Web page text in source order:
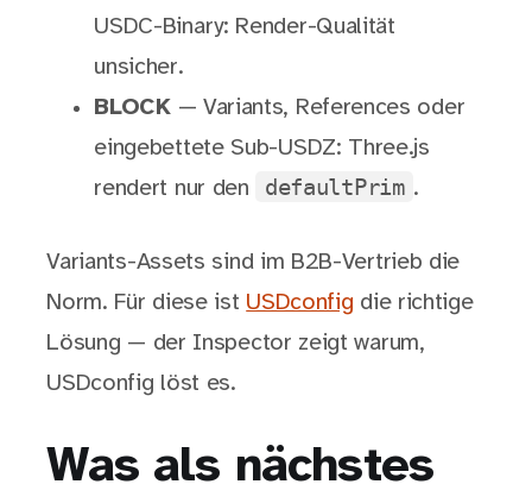
USDC-Binary: Render-Qualität
unsicher.
BLOCK— Variants, References oder
eingebettete Sub-USDZ: Three.js
rendert nur den
defaultPrim .
Variants-Assets sind im B2B-Vertrieb die
Norm. Für diese ist USDconfig die richtige
Lösung — der Inspector zeigt warum,
USDconfig löst es.
Was als nächstes